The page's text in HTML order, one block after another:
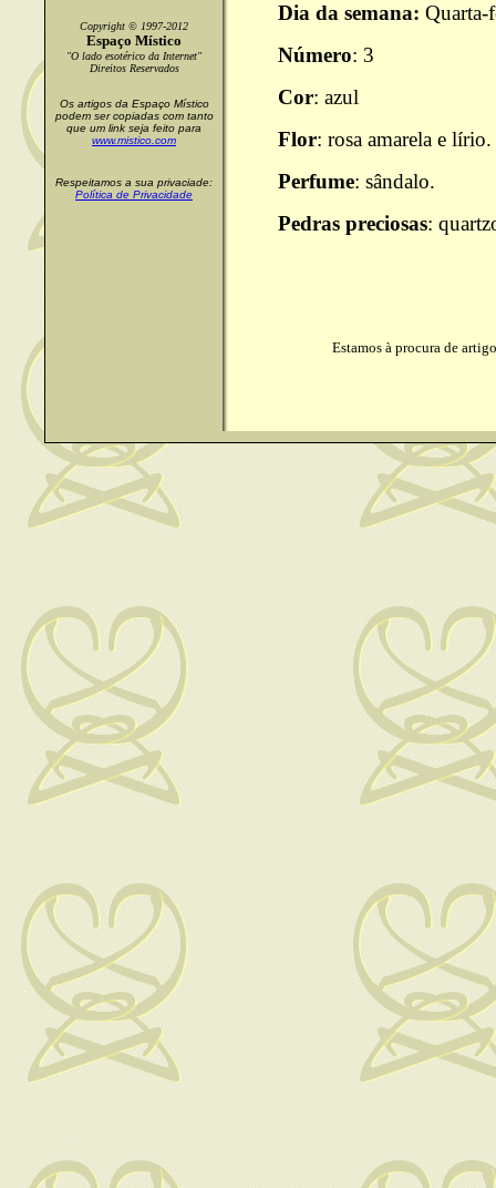
Copyright © 1997-2012
Espaço Místico
"O lado esotérico da Internet"
Direitos Reservados
Os artigos da Espaço Místico
podem ser copiadas com tanto
que um link seja feito para
www.mistico.com
Respeitamos a sua privaciade:
Política de Privacidade
Dia da semana: Quarta-
Número: 3
Cor: azul
Flor: rosa amarela e lírio.
Perfume: sândalo.
Pedras preciosas:
Estamos à procura de